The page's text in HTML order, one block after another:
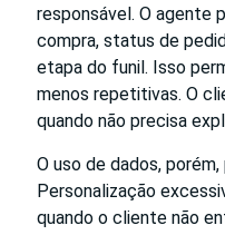
responsável. O agente
compra, status de
etapa do funil. Isso
menos repetitivas. O
quando não precisa
O uso de dados,
Personalização
quando o cliente não